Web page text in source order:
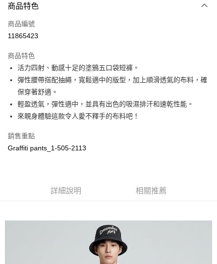
LINE Pay
Apple Pay
悠遊付
全盈+PAY
ATM付款
運送方式
全家取貨付款
每筆NT$60
商品特色
商品編號
11865423
商品特色
活力四射、動感十足的塗鴉五口袋短褲。
彈性腰帶搭配抽繩，寬鬆適中的版型，加上順滑透氣的布料，確
保穿著舒適。
輕盈透氣，彈性適中，並具有出色的吸濕排汗和速乾性能。
來親身體驗這款令人愛不釋手的布料吧！
銷售重點
Graffiti pants_1-505-2113
詳細說明 相關推薦